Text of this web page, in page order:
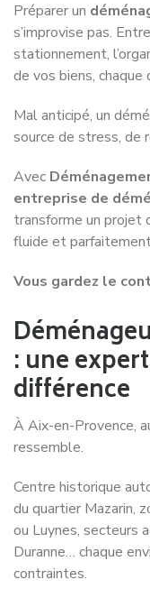
Préparer un
s’improvise pas.
stationnement,
de vos biens,
Mal anticipé, un
source de stress, de
Avec
entreprise de
transforme un projet
fluide et
Vous gardez le
: une
différence
À Aix-en-Provence,
ressemble.
Centre historique
du quartier Mazarin,
ou Luynes, secteurs
Duranne… chaque
contraintes.